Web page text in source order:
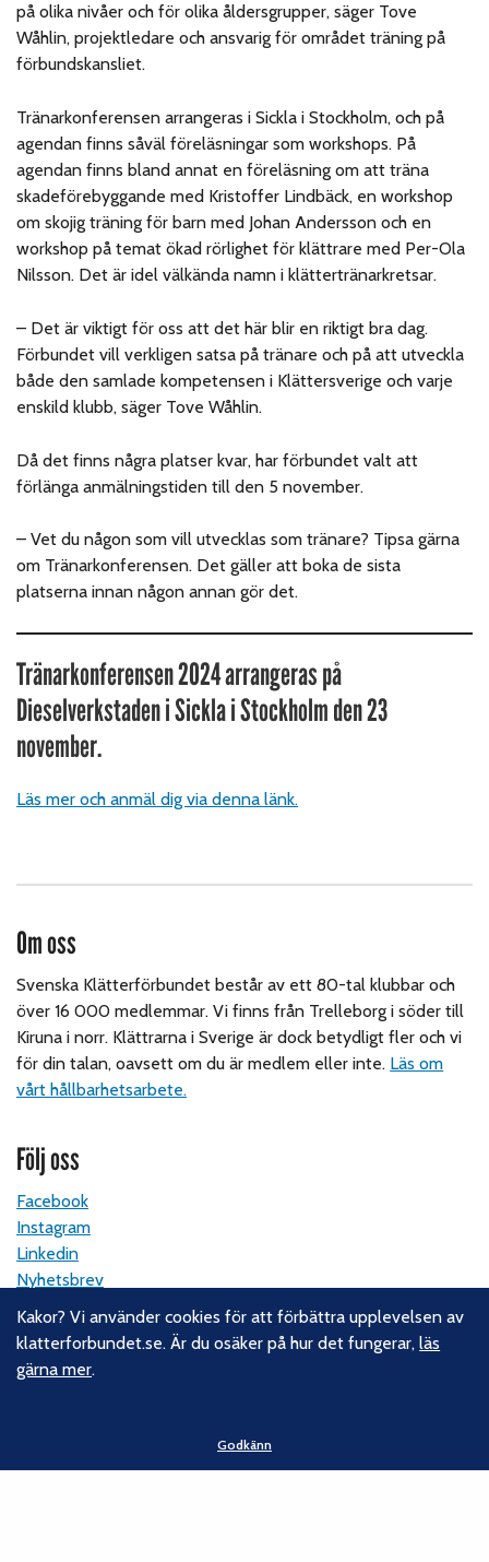
på olika nivåer och för olika åldersgrupper, säger Tove
Wåhlin, projektledare och ansvarig för området träning på
förbundskansliet.
Tränarkonferensen arrangeras i Sickla i Stockholm, och på
agendan finns såväl föreläsningar som workshops. På
agendan finns bland annat en föreläsning om att träna
skadeförebyggande med Kristoffer Lindbäck, en workshop
om skojig träning för barn med Johan Andersson och en
workshop på temat ökad rörlighet för klättrare med Per-Ola
Nilsson. Det är idel välkända namn i klättertränarkretsar.
– Det är viktigt för oss att det här blir en riktigt bra dag.
Förbundet vill verkligen satsa på tränare och på att utveckla
både den samlade kompetensen i Klättersverige och varje
enskild klubb, säger Tove Wåhlin.
Då det finns några platser kvar, har förbundet valt att
förlänga anmälningstiden till den 5 november.
– Vet du någon som vill utvecklas som tränare? Tipsa gärna
om Tränarkonferensen. Det gäller att boka de sista
platserna innan någon annan gör det.
Tränarkonferensen 2024 arrangeras på
Dieselverkstaden i Sickla i Stockholm den 23
november.
Läs mer och anmäl dig via denna länk.
Om oss
Svenska Klätterförbundet består av ett 80-tal klubbar och
över 16 000 medlemmar. Vi finns från Trelleborg i söder till
Kiruna i norr. Klättrarna i Sverige är dock betydligt fler och vi
för din talan, oavsett om du är medlem eller inte. Läs om
vårt hållbarhetsarbete.
Följ oss
Facebook
Instagram
Linkedin
Nyhetsbrev
Kontakt
Kakor? Vi använder cookies för att förbättra upplevelsen av
klatterforbundet.se. Är du osäker på hur det fungerar,läs
gärna mer.
Godkänn